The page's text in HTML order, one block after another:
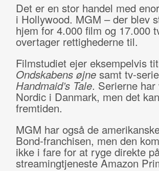
Det er en stor handel med
i Hollywood. MGM – der blev
hjem for 4.000 film og 17.000
overtager rettighederne til.
Filmstudiet ejer eksempelvis
Ondskabens øjnesamt tv-
Handmaid’s Tale. Serierne
Nordic i Danmark, men det
fremtiden.
MGM har også de
Bond-franchisen, men den
ikke i fare for at ryge direkte
streamingtjeneste Amazon